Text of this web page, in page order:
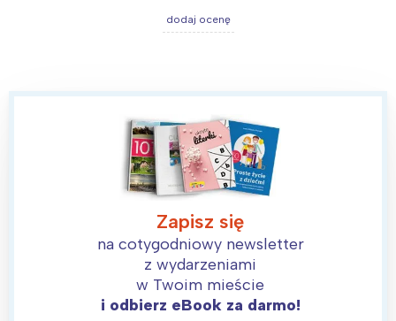
dodaj ocenę
Zapisz się
na cotygodniowy newsletter
z wydarzeniami
w Twoim mieście
i odbierz eBook za darmo!